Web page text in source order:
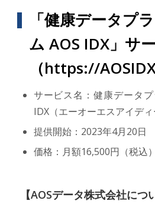
「健康データプ
ム AOS IDX」サ
（https://
サービス名：健康データ
IDX（エーオーエスアイディ
提供開始：2023年4月20日
価格：月額16,500円（税込
【AOSデータ株式会社につ